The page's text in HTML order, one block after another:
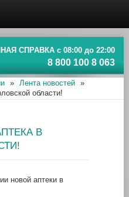
СПРАВКА с 08:00 до 22:00
8 800 100 8 063
» Лента новостей
»
области!
В
новой аптеки в